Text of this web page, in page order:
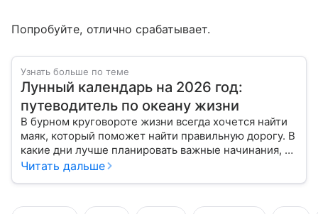
Попробуйте, отлично срабатывает.
Узнать больше по теме
Лунный календарь на 2026 год:
путеводитель по океану жизни
В бурном круговороте жизни всегда хочется найти
маяк, который поможет найти правильную дорогу. В
какие дни лучше планировать важные начинания, а
когда стоит уделить больше внимания
Читать дальше